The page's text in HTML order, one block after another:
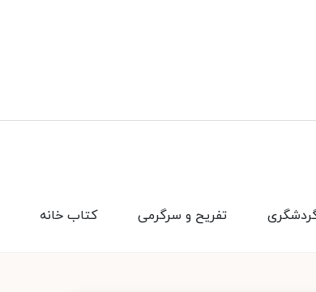
کتاب خانه تفریح و سرگرمی